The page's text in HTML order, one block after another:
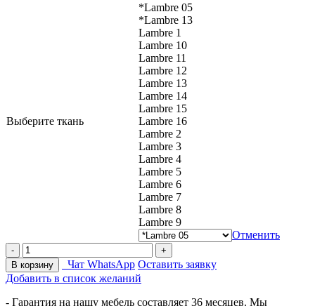
Выберите ткань
*Lambre 05
*Lambre 13
Lambre 1
Lambre 10
Lambre 11
Lambre 12
Lambre 13
Lambre 14
Lambre 15
Lambre 16
Lambre 2
Lambre 3
Lambre 4
Lambre 5
Lambre 6
Lambre 7
Lambre 8
Lambre 9
Отменить
В корзину Чат WhatsApp Оставить заявку
Добавить в список желаний
- Гарантия на нашу мебель составляет 36 месяцев. Мы